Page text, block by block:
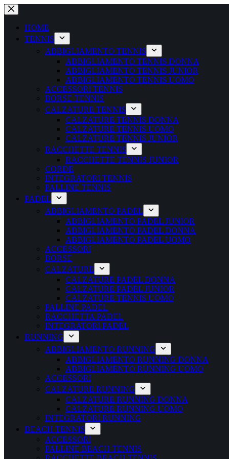
Salta
al
contenutoHOME
TENNIS
ABBIGLIAMENTO TENNIS
ABBIGLIAMENTO TENNIS DONNA
ABBIGLIAMENTO TENNIS JUNIOR
ABBIGLIAMENTO TENNIS UOMO
ACCESSORI TENNIS
BORSE TENNIS
CALZATURE TENNIS
CALZATURE TENNIS DONNA
CALZATURE TENNIS UOMO
CALZATURE TENNIS JUNIOR
RACCHETTE TENNIS
RACCHETTE TENNIS JUNIOR
CORDE
INTEGRATORI TENNIS
PALLINE TENNIS
PADEL
ABBIGLIAMENTO PADEL
ABBIGLIAMENTO PADEL JUNIOR
ABBIGLIAMENTO PADEL DONNA
ABBIGLIAMENTO PADEL UOMO
ACCESSORI
BORSE
CALZATURE
CALZATURE PADEL DONNA
CALZATURE PADEL JUNIOR
CALZATURE TENNIS UOMO
PALLINE PADEL
RACCHETTA PADEL
INTEGRATORI PADEL
RUNNING
ABBIGLIAMENTO RUNNING
ABBIGLIAMENTO RUNNING DONNA
ABBIGLIAMENTO RUNNING UOMO
ACCESSORI
CALZATURE RUNNING
CALZATURE RUNNING DONNA
CALZATURE RUNNING UOMO
INTEGRATORI RUNNING
BEACH TENNIS
ACCESSORI
PALLINE BEACH TENNIS